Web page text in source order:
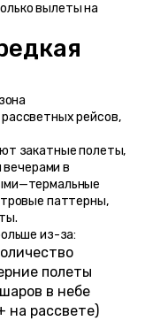
вылеты на
рейсов,
закатные полеты,
вечерами в
паттерны,
из-за:
полеты
в небе
на рассвете)